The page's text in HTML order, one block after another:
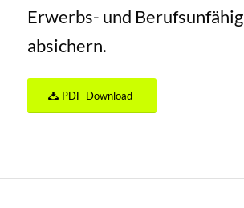
Erwerbs- und
absichern.
PDF-Download